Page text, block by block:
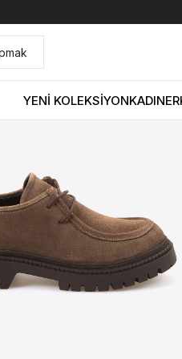
YENİ KOLEKSİYONKADIN
AYAKKABI Günlük Rouge Kadın